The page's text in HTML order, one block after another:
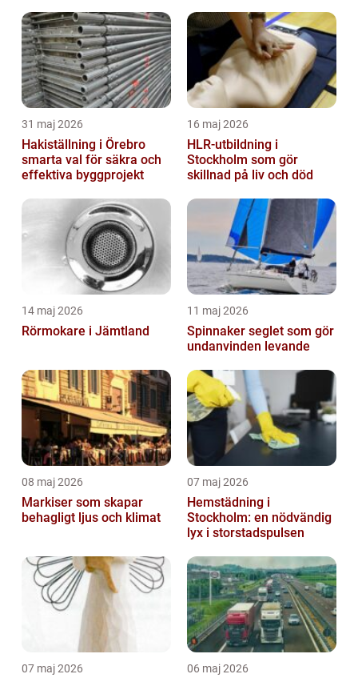
31 maj 2026
Hakiställning i Örebro
smarta val för säkra och
effektiva byggprojekt
16 maj 2026
HLR-utbildning i
Stockholm som gör
skillnad på liv och död
14 maj 2026
Rörmokare i Jämtland
11 maj 2026
Spinnaker seglet som gör
undanvinden levande
08 maj 2026
Markiser som skapar
behagligt ljus och klimat
07 maj 2026
Hemstädning i
Stockholm: en nödvändig
lyx i storstadspulsen
07 maj 2026 06 maj 2026